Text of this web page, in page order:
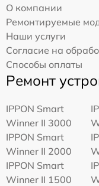
О компании
Ремонтируемые
Наши услуги
Согласие на
Способы оплаты
Ремонт
IPPON Smart
Winner II 3000
IPPON Smart
Winner II 2000
IPPON Smart
Winner II 1500